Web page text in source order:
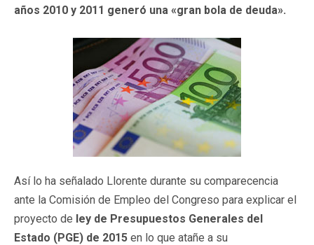
años 2010 y 2011 generó una «gran bola de deuda».
Así lo ha señalado Llorente durante su comparecencia
ante la Comisión de Empleo del Congreso para explicar el
proyecto de ley de Presupuestos Generales del
Estado (PGE) de 2015 en lo que atañe a su